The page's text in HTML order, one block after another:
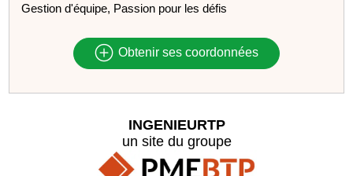
Gestion d'équipe, Passion pour les défis
Obtenir ses coordonnées
INGENIEURTP
un site du groupe